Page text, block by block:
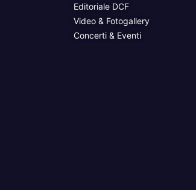
Editoriale DCF
Video & Fotogallery
Concerti & Eventi